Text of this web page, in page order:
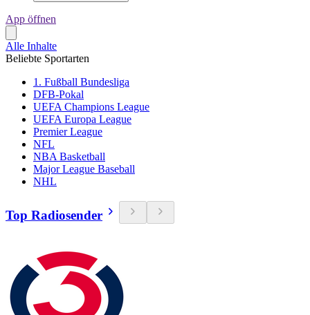
App öffnen
Alle Inhalte
Beliebte Sportarten
1. Fußball Bundesliga
DFB-Pokal
UEFA Champions League
UEFA Europa League
Premier League
NFL
NBA Basketball
Major League Baseball
NHL
Top Radiosender